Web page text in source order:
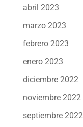
abril 2023
marzo 2023
febrero 2023
enero 2023
diciembre 2022
noviembre 2022
septiembre 2022